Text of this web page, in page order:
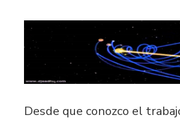
Desde que conozco el